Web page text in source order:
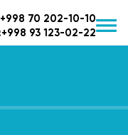
+998 70 202-10-10
+998 93 123-02-22